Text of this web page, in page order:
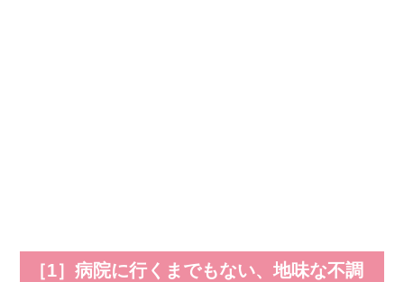
［1］病院に行くまでもない、地味な不調